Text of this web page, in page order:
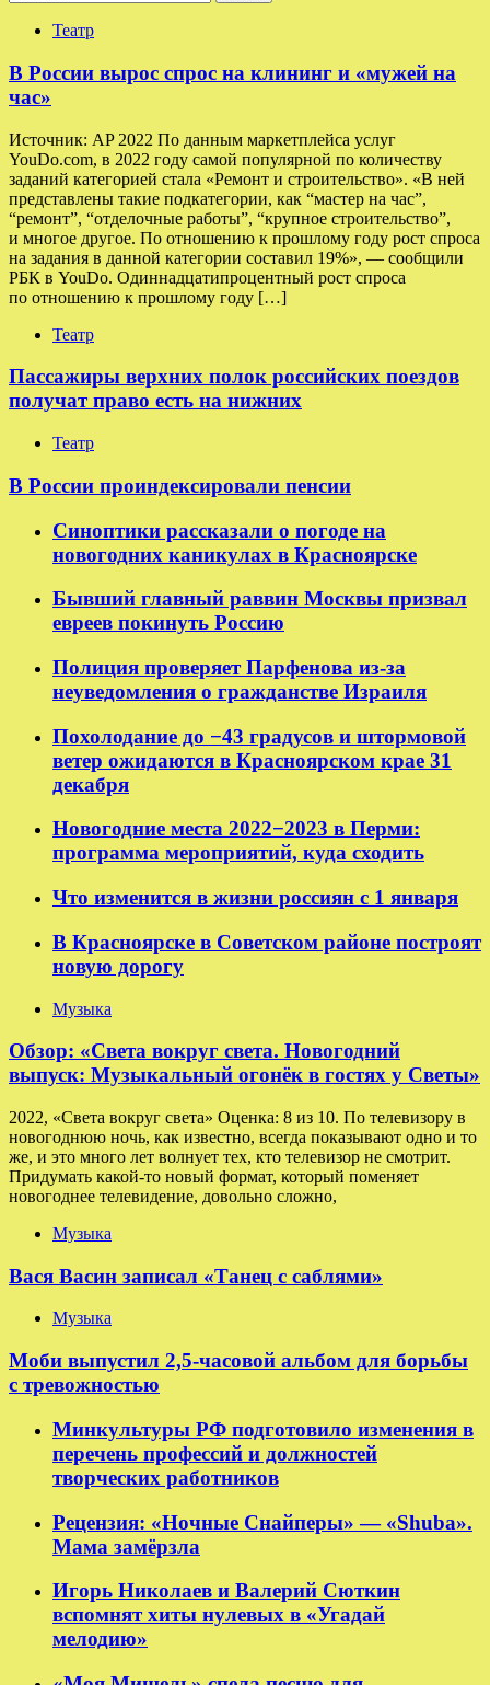
Театр
В России вырос спрос на клининг и «мужей на
час»
Источник: AP 2022 По данным маркетплейса услуг
YouDo.com, в 2022 году самой популярной по количеству
заданий категорией стала «Ремонт и строительство». «В ней
представлены такие подкатегории, как “мастер на час”,
“ремонт”, “отделочные работы”, “крупное строительство”,
и многое другое. По отношению к прошлому году рост спроса
на задания в данной категории составил 19%», — сообщили
РБК в YouDo. Одиннадцатипроцентный рост спроса
по отношению к прошлому году […]
Театр
Пассажиры верхних полок российских поездов
получат право есть на нижних
Театр
В России проиндексировали пенсии
Синоптики рассказали о погоде на
новогодних каникулах в Красноярске
Бывший главный раввин Москвы призвал
евреев покинуть Россию
Полиция проверяет Парфенова из-за
неуведомления о гражданстве Израиля
Похолодание до −43 градусов и штормовой
ветер ожидаются в Красноярском крае 31
декабря
Новогодние места 2022−2023 в Перми:
программа мероприятий, куда сходить
Что изменится в жизни россиян с 1 января
В Красноярске в Советском районе построят
новую дорогу
Музыка
Обзор: «Света вокруг света. Новогодний
выпуск: Музыкальный огонёк в гостях у Светы»
2022, «Света вокруг света» Оценка: 8 из 10. По телевизору в
новогоднюю ночь, как известно, всегда показывают одно и то
же, и это много лет волнует тех, кто телевизор не смотрит.
Придумать какой-то новый формат, который поменяет
новогоднее телевидение, довольно сложно,
Музыка
Вася Васин записал «Танец с саблями»
Музыка
Моби выпустил 2,5-часовой альбом для борьбы
с тревожностью
Минкультуры РФ подготовило изменения в
перечень профессий и должностей
творческих работников
Рецензия: «Ночные Снайперы» — «Shuba».
Мама замёрзла
Игорь Николаев и Валерий Сюткин
вспомнят хиты нулевых в «Угадай
мелодию»